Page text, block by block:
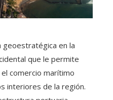
geoestratégica en la
que le permite
comercio marítimo
interiores de la región.